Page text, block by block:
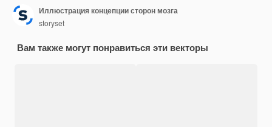
Иллюстрация концепции сторон мозга
storyset
Вам также могут понравиться эти векторы